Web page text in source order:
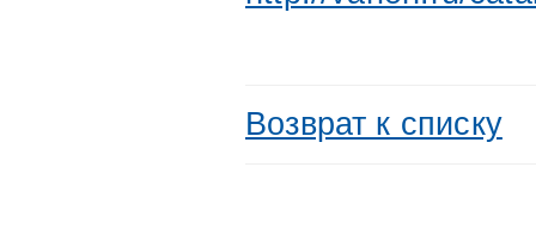
Возврат к списку